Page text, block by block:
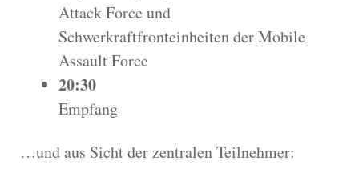
Attack Force und
Schwerkraftfronteinheiten der Mobile
Assault Force
20:30
Empfang
…und aus Sicht der zentralen Teilnehmer: